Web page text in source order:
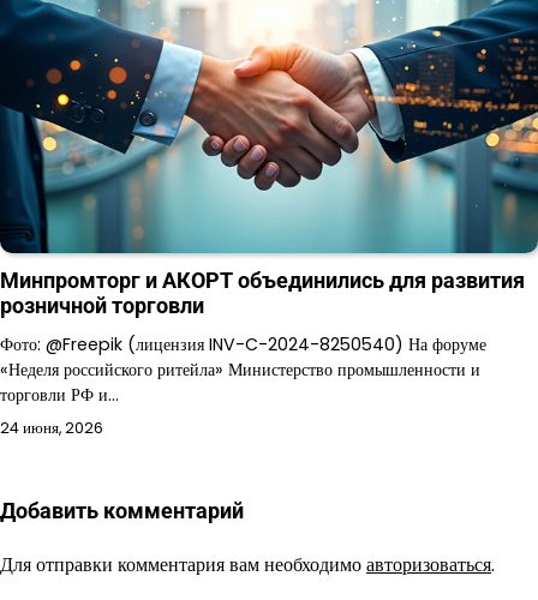
Минпромторг и АКОРТ объединились для развития
розничной торговли
Фото: @Freepik (лицензия INV-C-2024-8250540) На форуме
«Неделя российского ритейла» Министерство промышленности и
торговли РФ и…
24 июня, 2026
Добавить комментарий
Для отправки комментария вам необходимоавторизоваться.